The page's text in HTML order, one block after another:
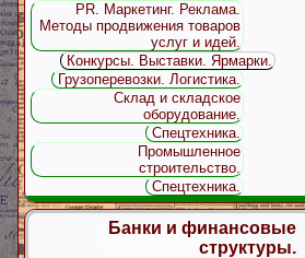
PR. Маркетинг. Реклама.
Методы продвижения товаров
услуг и идей.
Конкурсы. Выставки. Ярмарки.
Грузоперевозки. Логистика.
Склад и складское
оборудование.
Спецтехника.
Промышленное
строительство.
Спецтехника.
Банки и финансовые
структуры.